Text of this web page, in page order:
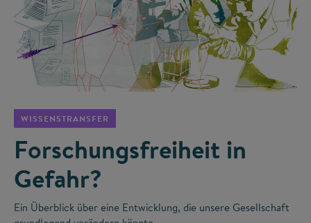
©
WISSENSTRANSFER
Forschungsfreiheit in
Gefahr?
Ein Überblick über eine Entwicklung, die unsere Gesellschaft